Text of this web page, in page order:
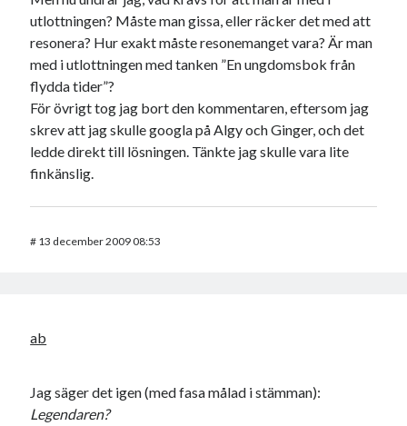
utlottningen? Måste man gissa, eller räcker det med att
resonera? Hur exakt måste resonemanget vara? Är man
med i utlottningen med tanken ”En ungdomsbok från
flydda tider”?
För övrigt tog jag bort den kommentaren, eftersom jag
skrev att jag skulle googla på Algy och Ginger, och det
ledde direkt till lösningen. Tänkte jag skulle vara lite
finkänslig.
# 13 december 2009 08:53
ab
Jag säger det igen (med fasa målad i stämman):
Legendaren?